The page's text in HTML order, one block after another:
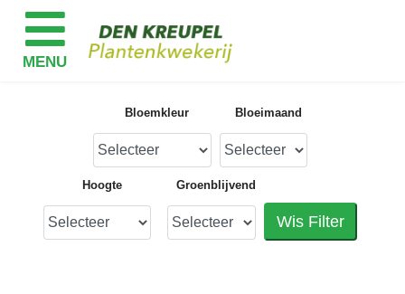
Bloemkleur Bloeimaand
Hoogte Groenblijvend
Wis Filter